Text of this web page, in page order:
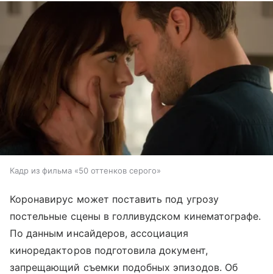
Кадр из фильма «50 оттенков серого»
Коронавирус может поставить под угрозу
постельные сцены в голливудском кинематографе.
По данным инсайдеров, ассоциация
киноредакторов подготовила документ,
запрещающий съемки подобных эпизодов. Об